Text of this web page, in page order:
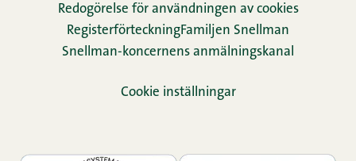
Redogörelse för användningen av cookies
Re­gis­ter­för­teck­ningFamiljen Snellman
Snellman-koncernens anmälningskanal
Cookie inställningar